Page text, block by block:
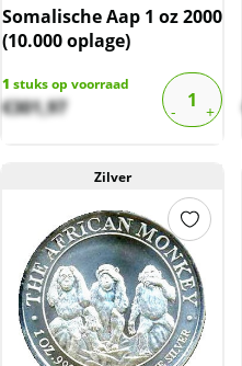
Somalische Aap 1 oz 2000
(10.000 oplage)
1 stuks op voorraad
€301,97
Zilver